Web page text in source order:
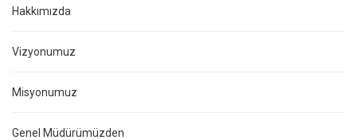
Hakkımızda
Vizyonumuz
Misyonumuz
Genel Müdürümüzden